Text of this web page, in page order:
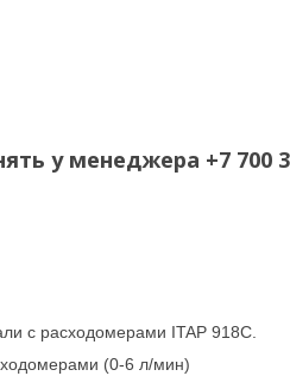
у менеджера +7 700
с расходомерами ITAP 918C.
(0-6 л/мин)